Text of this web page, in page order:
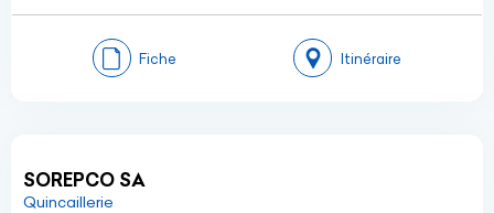
Fiche Itinéraire
SOREPCO SA
Quincaillerie